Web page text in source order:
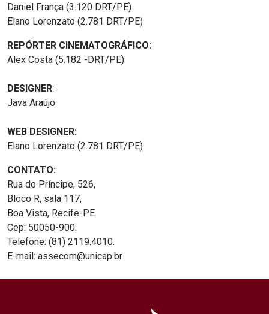
Daniel França (3.120 DRT/PE)
Elano Lorenzato (2.781 DRT/PE)
REPÓRTER CINEMATOGRÁFICO:
Alex Costa (5.182 -DRT/PE)
DESIGNER:
Java Araújo
WEB DESIGNER:
Elano Lorenzato (2.781 DRT/PE)
CONTATO:
Rua do Príncipe, 526,
Bloco R, sala 117,
Boa Vista, Recife-PE.
Cep: 50050-900.
Telefone: (81) 2119.4010.
E-mail: assecom@unicap.br